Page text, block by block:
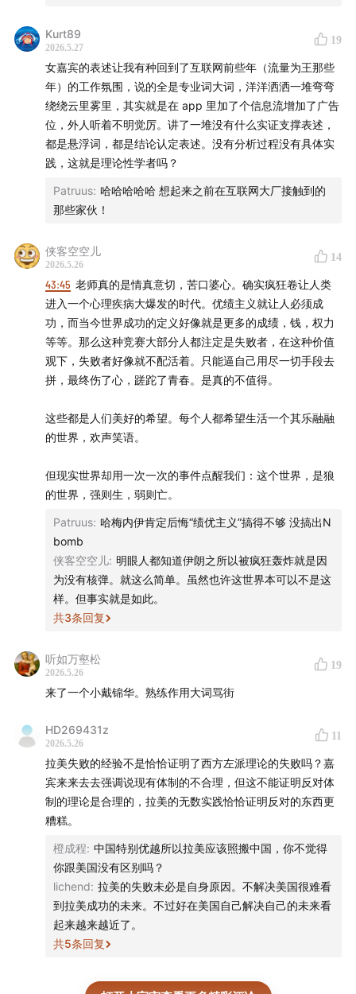
Kurt89
2026.5.27
19
女嘉宾的表述让我有种回到了互联网前些年（流量为王那些
年）的工作氛围，说的全是专业词大词，洋洋洒洒一堆弯弯
绕绕云里雾里，其实就是在 app 里加了个信息流增加了广告
位，外人听着不明觉厉。讲了一堆没有什么实证支撑表述，
都是悬浮词，都是结论认定表述。没有分析过程没有具体实
践，这就是理论性学者吗？
Patruus: 哈哈哈哈哈 想起来之前在互联网大厂接触到的
那些家伙！
侠客空空儿
2026.5.26
14
43:45 老师真的是情真意切，苦口婆心。确实疯狂卷让人类
进入一个心理疾病大爆发的时代。优绩主义就让人必须成
功，而当今世界成功的定义好像就是更多的成绩，钱，权力
等等。那么这种竞赛大部分人都注定是失败者，在这种价值
观下，失败者好像就不配活着。只能逼自己用尽一切手段去
拼，最终伤了心，蹉跎了青春。是真的不值得。
这些都是人们美好的希望。每个人都希望生活一个其乐融融
的世界，欢声笑语。
但现实世界却用一次一次的事件点醒我们：这个世界，是狼
的世界，强则生，弱则亡。
Patruus: 哈梅内伊肯定后悔“绩优主义”搞得不够 没搞出N
bomb
侠客空空儿: 明眼人都知道伊朗之所以被疯狂轰炸就是因
为没有核弹。就这么简单。虽然也许这世界本可以不是这
样。但事实就是如此。
共3条回复
听如万壑松
2026.5.26
19
来了一个小戴锦华。熟练作用大词骂街
HD269431z
2026.5.26
11
拉美失败的经验不是恰恰证明了西方左派理论的失败吗？嘉
宾来来去去强调说现有体制的不合理，但这不能证明反对体
制的理论是合理的，拉美的无数实践恰恰证明反对的东西更
糟糕。
橙成程: 中国特别优越所以拉美应该照搬中国，你不觉得
你跟美国没有区别吗？
lichend: 拉美的失败未必是自身原因。不解决美国很难看
到拉美成功的未来。不过好在美国自己解决自己的未来看
起来越来越近了。
共5条回复